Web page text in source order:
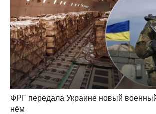
ФРГ передала Украине новый военный
нём